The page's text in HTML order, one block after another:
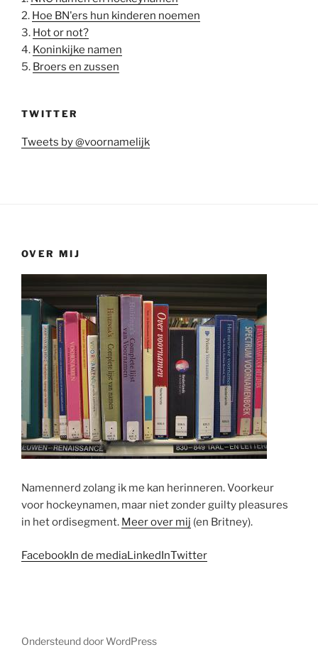
2. Hoe BN'ers hun kinderen noemen
3. Hot or not?
4. Koninkijke namen
5. Broers en zussen
TWITTER
Tweets by @voornamelijk
OVER MIJ
Namennerd zolang ik me kan herinneren. Voorkeur
voor hockeynamen, maar niet zonder guilty pleasures
in het ordisegment. Meer over mij (en Britney).
FacebookIn de mediaLinkedInTwitter
Ondersteund door WordPress